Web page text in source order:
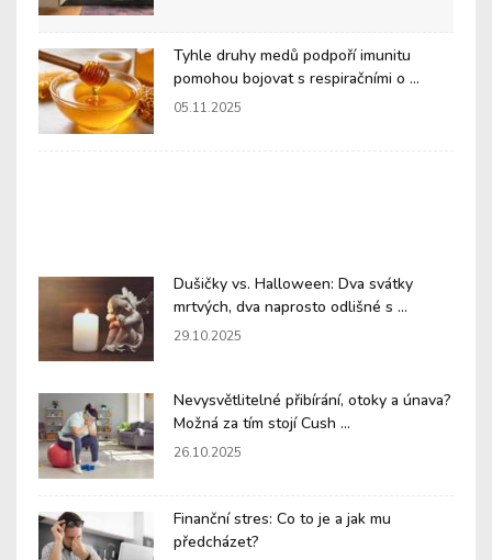
Tyhle druhy medů podpoří imunitu
pomohou bojovat s respiračními o ...
05.11.2025
Dušičky vs. Halloween: Dva svátky
mrtvých, dva naprosto odlišné s ...
29.10.2025
Nevysvětlitelné přibírání, otoky a únava?
Možná za tím stojí Cush ...
26.10.2025
Finanční stres: Co to je a jak mu
předcházet?